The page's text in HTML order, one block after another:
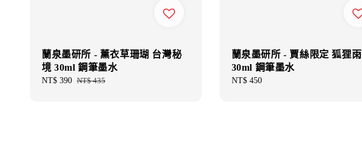
蘭泉墨研所 - 薰衣草珊瑚 台灣秘
境 30ml 鋼筆墨水
Sale
NT$ 390 Regular
NT$ 435
蘭泉墨研所 - 賈絲限定 狐狸雨
30ml 鋼筆墨水
Regular
NT$ 450